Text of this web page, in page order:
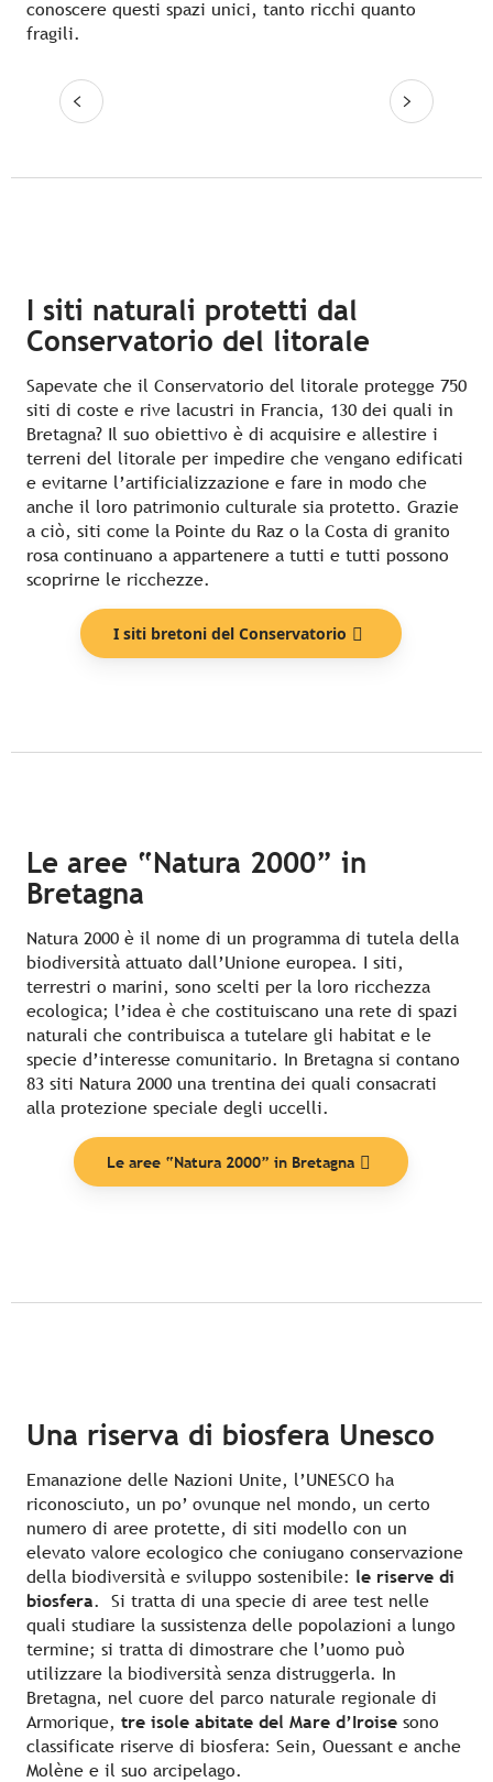
conoscere questi spazi unici, tanto ricchi quanto
fragili.
I siti naturali protetti dal
Conservatorio del litorale
Sapevate che il Conservatorio del litorale protegge 750
siti di coste e rive lacustri in Francia, 130 dei quali in
Bretagna? Il suo obiettivo è di acquisire e allestire i
terreni del litorale per impedire che vengano edificati
e evitarne l’artificializzazione e fare in modo che
anche il loro patrimonio culturale sia protetto. Grazie
a ciò, siti come la Pointe du Raz o la Costa di granito
rosa continuano a appartenere a tutti e tutti possono
scoprirne le ricchezze.
I siti bretoni del Conservatorio
Le aree “Natura 2000” in
Bretagna
Natura 2000 è il nome di un programma di tutela della
biodiversità attuato dall’Unione europea. I siti,
terrestri o marini, sono scelti per la loro ricchezza
ecologica; l’idea è che costituiscano una rete di spazi
naturali che contribuisca a tutelare gli habitat e le
specie d’interesse comunitario. In Bretagna si contano
83 siti Natura 2000 una trentina dei quali consacrati
alla protezione speciale degli uccelli.
Le aree “Natura 2000” in Bretagna
Una riserva di biosfera Unesco
Emanazione delle Nazioni Unite, l’UNESCO ha
riconosciuto, un po’ ovunque nel mondo, un certo
numero di aree protette, di siti modello con un
elevato valore ecologico che coniugano conservazione
della biodiversità e sviluppo sostenibile: le riserve di
biosfera. Si tratta di una specie di aree test nelle
quali studiare la sussistenza delle popolazioni a lungo
termine; si tratta di dimostrare che l’uomo può
utilizzare la biodiversità senza distruggerla. In
Bretagna, nel cuore del parco naturale regionale di
Armorique, tre isole abitate del Mare d’Iroise sono
classificate riserve di biosfera: Sein, Ouessant e anche
Molène e il suo arcipelago.